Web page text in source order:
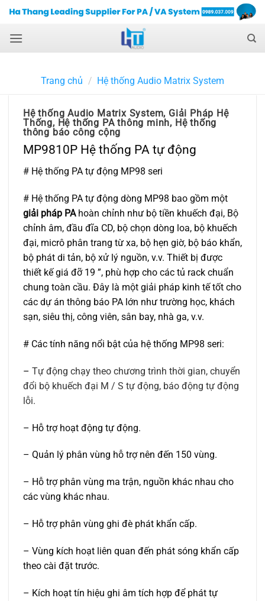
Skip
content
Trang chủ / Hệ thống Audio Matrix System
Hệ thống Audio Matrix System, Giải Pháp Hệ
Thống, Hệ thống PA thông minh, Hệ thống
thông báo công cộng
MP9810P Hệ thống PA tự động
# Hệ thống PA tự động MP98 seri
# Hệ thống PA tự động dòng MP98 bao gồm một
giải pháp PAhoàn chỉnh như bộ tiền khuếch đại, Bộ
chỉnh âm, đầu đĩa CD, bộ chọn dòng loa, bộ khuếch
đại, micrô phân trang từ xa, bộ hẹn giờ, bộ báo khẩn,
bộ phát di tản, bộ xử lý nguồn, v.v. Thiết bị được
thiết kế giá đỡ 19 ”, phù hợp cho các tủ rack chuẩn
chung toàn cầu. Đây là một giải pháp kinh tế tốt cho
các dự án thông báo PA lớn như trường học, khách
sạn, siêu thị, công viên, sân bay, nhà ga, v.v.
# Các tính năng nổi bật của hệ thống MP98 seri:
– Tự động chạy theo chương trình thời gian, chuyển
đổi bộ khuếch đại M / S tự động, báo động tự động
lỗi.
– Hỗ trợ hoạt động tự động.
– Quản lý phân vùng hỗ trợ nên đến 150 vùng.
– Hỗ trợ phân vùng ma trận, nguồn khác nhau cho
các vùng khác nhau.
– Hỗ trợ phân vùng ghi đè phát khẩn cấp.
– Vùng kích hoạt liên quan đến phát sóng khẩn cấp
theo cài đặt trước.
– Kích hoạt tín hiệu ghi âm tích hợp để phát tự